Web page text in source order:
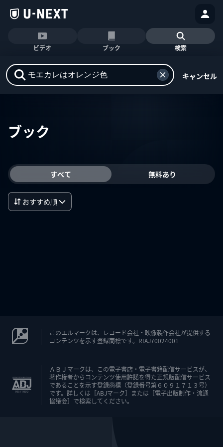
ビデオ ブック 検索
キャンセル
ブック
すべて 無料あり
おすすめ順
このエルマークは、レコード会社・映像製作会社が提供する
コンテンツを示す登録商標です。RIAJ70024001
ＡＢＪマークは、この電子書店・電子書籍配信サービスが、
著作権者からコンテンツ使用許諾を得た正規版配信サービス
であることを示す登録商標（登録番号第６０９１７１３号）
です。詳しくは［ABJマーク］または［電子出版制作・流通
協議会］で検索してください。